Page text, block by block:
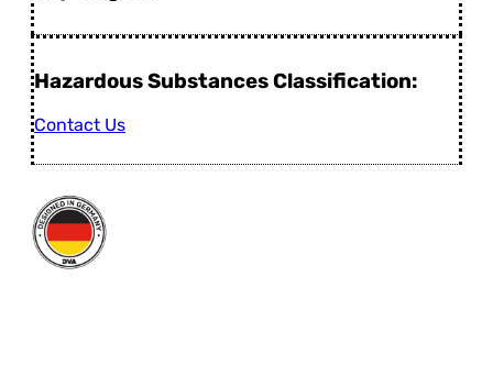
Hazardous Substances Classification:
Contact Us